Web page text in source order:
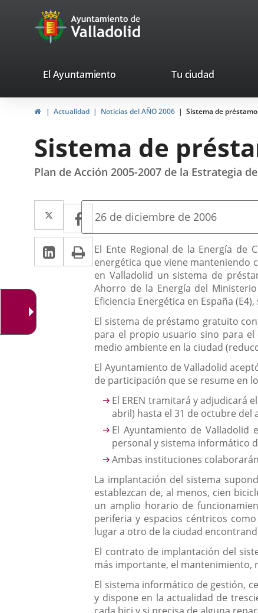
Portal
Web
Ayuntamiento
de
valladolid.es
El Ayuntamiento Tu ciudad
HomeActualidad Noticias del AÑO 2006 Sistema de
Sistema de
Plan de Acción 2005-2007 de la Estrategia
Twitter
Enlace
a
una
aplicación
externa.
Facebook
Enlace
a
una
aplicación
externa.
Linkedin
Enlace
a
aplicación
externa.
Print
Fecha
la
noticia
26 de diciembre de 2006
Descripción
El Ente Regional de la Energía de
energética que viene manteniendo
en Valladolid un sistema de
Ahorro de la Energía del
Eficiencia Energética en España
El sistema de préstamo gratuito
para el propio usuario sino para
medio ambiente en la ciudad
El Ayuntamiento de Valladolid
de participación que se resume en
El EREN tramitará y adjudicará
abril) hasta el 31 de octubre del
El Ayuntamiento de Valladolid
personal y sistema informático
Ambas instituciones
La implantación del sistema
establezcan de, al menos, cien
un amplio horario de
periferia y espacios céntricos
lugar a otro de la ciudad
El contrato de implantación del
más importante, el mantenimiento,
El sistema informático de gestión,
y dispone en la actualidad de